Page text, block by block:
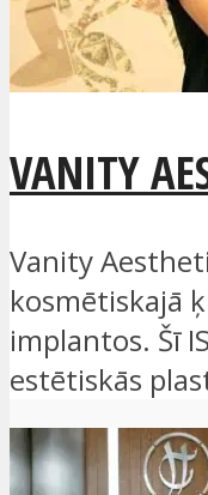
VANITY
Vanity
kosmētiskajā
implantos. Šī
estētiskās